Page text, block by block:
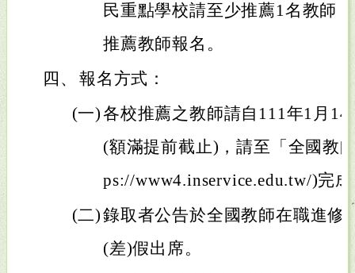
民重點學校請至少推薦1名教師
推薦教師報名。
四、 報名方式：
(一)各校推薦之教師請自111年1月
(額滿提前截止)，請至「全國教
ps://www4.inservice.edu.tw/)完
(二)錄取者公告於全國教師在職進修
(差)假出席。